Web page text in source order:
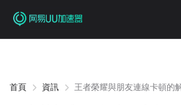
首頁 資訊 王者榮耀與朋友連線卡頓的